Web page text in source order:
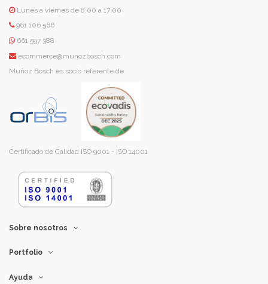
Lunes a viernes de 8:00 a 17:00
961 106 566
661 597 388
ecommerce@munozbosch.com
Muñoz Bosch es socio referente de
Certificado de Calidad ISO 9001 - ISO 14001
Sobre nosotros
Portfolio
Ayuda